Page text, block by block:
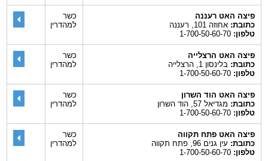
פיצה האט רעננה
כתובת:אחוזה 101, רעננה
טלפון:1-700-50-60-70
כשר
למהדרין
פיצה האט הרצלייה
כתובת:בלינסון 1, הרצלייה
טלפון:1-700-50-60-70
כשר
למהדרין
פיצה האט הוד השרון
כתובת:מגדיאל 57, הוד השרון
טלפון:1-700-50-60-70
כשר
למהדרין
פיצה האט פתח תקווה
כתובת:עין גנים 96, פתח תקווה
טלפון:1-700-50-60-70
כשר
למהדרין